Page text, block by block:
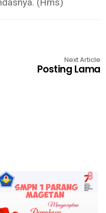
Next Article
Posting Lama